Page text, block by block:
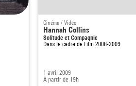
Cinéma / Vidéo
Hannah Collins
Solitude et Compagnie
Dans le cadre de Film 2008-2009
1 avril 2009
À partir de 19h